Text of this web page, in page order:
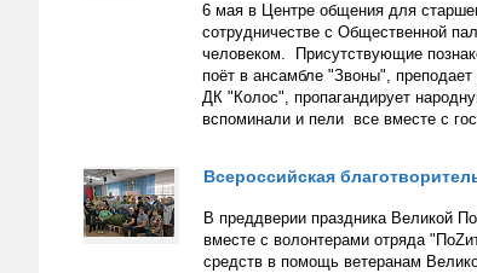
6 мая в Центре общения для
сотрудничестве с Общественной
человеком. Присутствующие
поёт в ансамбле "Звоны",
ДК "Колос", пропагандирует
вспоминали и пели все вместе с
Всероссийская
В преддверии праздника Великой
вместе с волонтерами отряда
средств в помощь ветеранам